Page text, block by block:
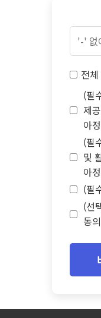
전
(필
제
아
(필
및
아
(필
(선
동